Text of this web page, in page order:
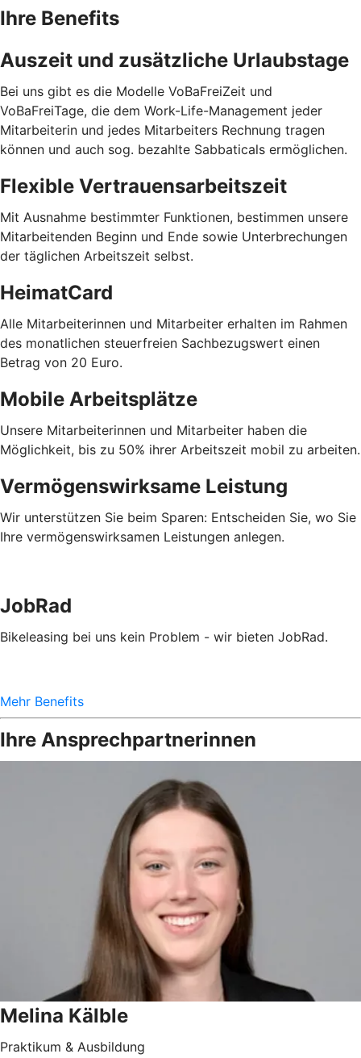
Ihre Benefits
Auszeit und zusätzliche Urlaubstage
Bei uns gibt es die Modelle VoBaFreiZeit und
VoBaFreiTage, die dem Work-Life-Management jeder
Mitarbeiterin und jedes Mitarbeiters Rechnung tragen
können und auch sog. bezahlte Sabbaticals ermöglichen.
Flexible Vertrauensarbeitszeit
Mit Ausnahme bestimmter Funktionen, bestimmen unsere
Mitarbeitenden Beginn und Ende sowie Unterbrechungen
der täglichen Arbeitszeit selbst.
HeimatCard
Alle Mitarbeiterinnen und Mitarbeiter erhalten im Rahmen
des monatlichen steuerfreien Sachbezugswert einen
Betrag von 20 Euro.
Mobile Arbeitsplätze
Unsere Mitarbeiterinnen und Mitarbeiter haben die
Möglichkeit, bis zu 50% ihrer Arbeitszeit mobil zu arbeiten.
Vermögenswirksame Leistung
Wir unterstützen Sie beim Sparen: Entscheiden Sie, wo Sie
Ihre vermögenswirksamen Leistungen anlegen.
JobRad
Bikeleasing bei uns kein Problem - wir bieten JobRad.
Mehr Benefits
Ihre Ansprechpartnerinnen
Melina Kälble
Praktikum & Ausbildung